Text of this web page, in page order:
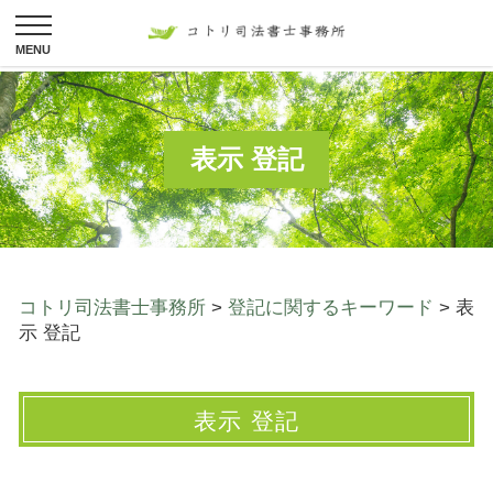
表示 登記
コトリ司法書士事務所 > 登記に関するキーワード > 表
示 登記
表示 登記